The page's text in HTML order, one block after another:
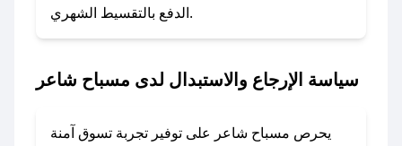
### ماذا أفعل إذا لم أجد كود خصم لمتجري
المفضل؟
مراسلتنا مباشرة وسنعمل على توفير الكوبونات في
الدفع بالتقسيط الشهري.
سياسة الإرجاع والاستبدال لدى مسباح شاعر
يحرص مسباح شاعر على توفير تجربة تسوق آمنة